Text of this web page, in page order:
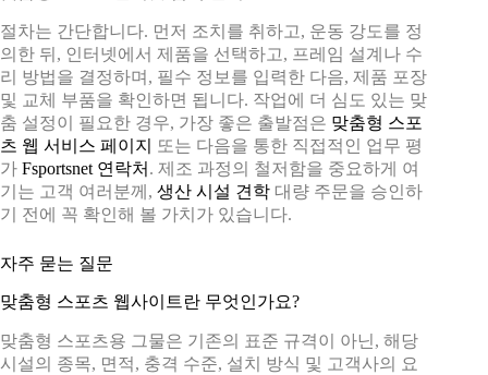
절차는 간단합니다. 먼저 조치를 취하고, 운동 강도를 정
의한 뒤, 인터넷에서 제품을 선택하고, 프레임 설계나 수
리 방법을 결정하며, 필수 정보를 입력한 다음, 제품 포장
및 교체 부품을 확인하면 됩니다. 작업에 더 심도 있는 맞
춤 설정이 필요한 경우, 가장 좋은 출발점은 맞춤형 스포
츠 웹 서비스 페이지
또는 다음을 통한 직접적인 업무 평
가 Fsportsnet 연락처 . 제조 과정의 철저함을 중요하게 여
기는 고객 여러분께, 생산 시설 견학 대량 주문을 승인하
기 전에 꼭 확인해 볼 가치가 있습니다.
자주 묻는 질문
맞춤형 스포츠 웹사이트란 무엇인가요?
맞춤형 스포츠용 그물은 기존의 표준 규격이 아닌, 해당
시설의 종목, 면적, 충격 수준, 설치 방식 및 고객사의 요